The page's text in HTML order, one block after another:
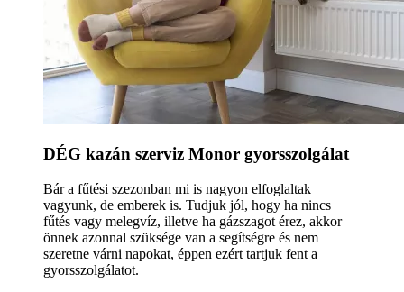
DÉG kazán szerviz Monor gyorsszolgálat
Bár a fűtési szezonban mi is nagyon elfoglaltak
vagyunk, de emberek is. Tudjuk jól, hogy ha nincs
fűtés vagy melegvíz, illetve ha gázszagot érez, akkor
önnek azonnal szüksége van a segítségre és nem
szeretne várni napokat, éppen ezért tartjuk fent a
gyorsszolgálatot.